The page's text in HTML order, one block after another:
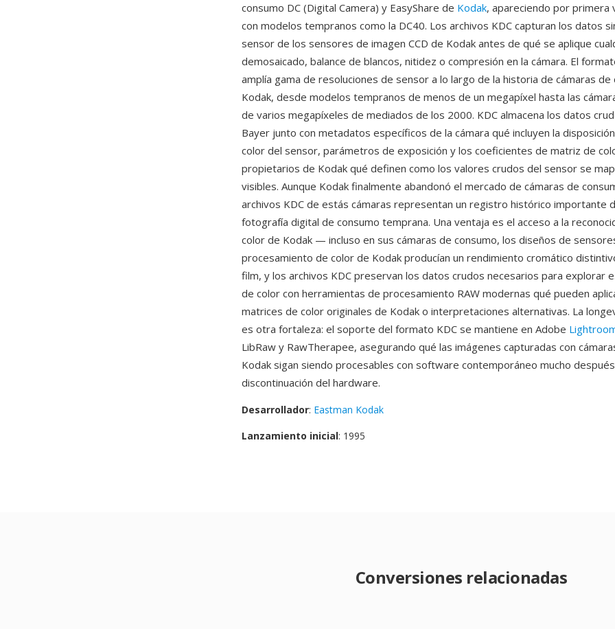
consumo DC (Digital Camera) y EasyShare de Kodak, apareciendo por primera
con modelos tempranos como la DC40. Los archivos KDC capturan los datos
sensor de los sensores de imagen CCD de Kodak antes de qué se aplique
demosaicado, balance de blancos, nitidez o compresión en la cámara. El
amplía gama de resoluciones de sensor a lo largo de la historia de cámaras de
Kodak, desde modelos tempranos de menos de un megapíxel hasta las
de varios megapíxeles de mediados de los 2000. KDC almacena los datos
Bayer junto con metadatos específicos de la cámara qué incluyen la
color del sensor, parámetros de exposición y los coeficientes de matriz de
propietarios de Kodak qué definen como los valores crudos del sensor se
visibles. Aunque Kodak finalmente abandonó el mercado de cámaras de
archivos KDC de estás cámaras representan un registro histórico importante
fotografía digital de consumo temprana. Una ventaja es el acceso a la
color de Kodak — incluso en sus cámaras de consumo, los diseños de
procesamiento de color de Kodak producían un rendimiento cromático
film, y los archivos KDC preservan los datos crudos necesarios para explorar
de color con herramientas de procesamiento RAW modernas qué pueden
matrices de color originales de Kodak o interpretaciones alternativas. La
es otra fortaleza: el soporte del formato KDC se mantiene en Adobe
LibRaw y RawTherapee, asegurando qué las imágenes capturadas con
Kodak sigan siendo procesables con software contemporáneo mucho
discontinuación del hardware.
Desarrollador: Eastman Kodak
Lanzamiento inicial: 1995
Conversiones relacionadas